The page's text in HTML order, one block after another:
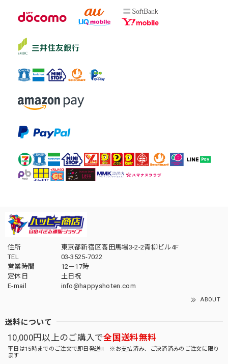
住所
東京都新宿区高田馬場3-2-2青柳ビル4F
TEL
03-3525-7022
営業時間
12－17時
定休日
土日祝
E-mail
info@happyshoten.com
ABOUT
送料について
10,000円以上のご購入で全国送料無料
平日は15時までのご注文で即日発送!! ※お支払済み、ご決済済みのご注文に限り
ます